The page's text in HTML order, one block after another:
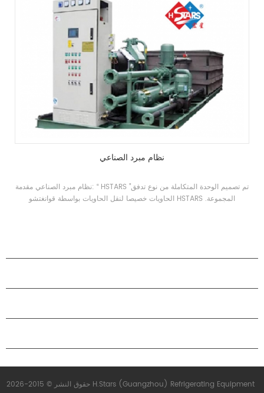
نظام مبرد الصناعي
نظام مبرد الصناعي مقدمة: “ HSTARS ”تم تصميم الوحدة المتكاملة من نوع تدفق
الحاويات خصيصا لنقل الحاويات بواسطة قوانغتشو HSTARS المجموعة.
حقوق النشر © 2015-2026 H.Stars (Guangzhou) Refrigerating Equipment